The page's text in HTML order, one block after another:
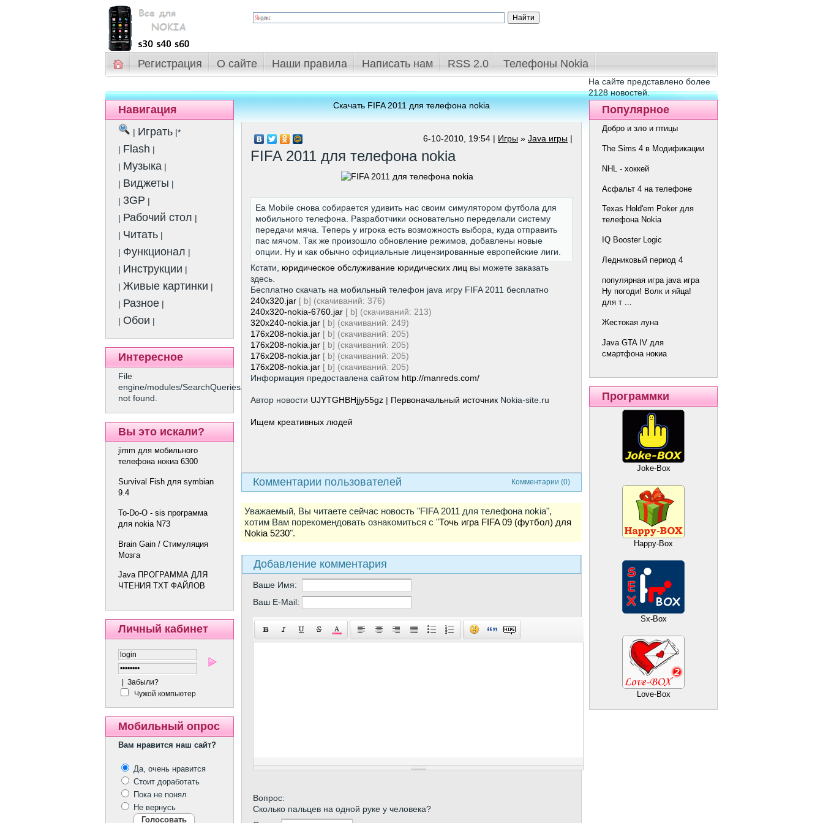
Регистрация О сайте Наши правила Написать нам RSS 2.0 Телефоны Nokia
На сайте представлено более
2128 новостей.
Навигация
| Играть |*
| Flash |
| Музыка |
| Виджеты |
| 3GP |
| Рабочий стол |
| Читать |
| Функционал |
| Инструкции |
| Живые картинки |
| Разное |
| Обои |
Интересное
File
engine/modules/SearchQueries/show.php
not found.
Вы это искали?
jimm для мобильного
телефона нокиа 6300
Survival Fish для symbian
9.4
To-Do-O - sis программа
для nokia N73
Brain Gain / Стимуляция
Мозга
Java ПРОГРАММА ДЛЯ
ЧТЕНИЯ TXT ФАЙЛОВ
Личный кабинет
Забыли?
Чужой компьютер
Мобильный опрос
Вам нравится наш сайт?
Да, очень нравится
Стоит доработать
Пока не понял
Не вернусь
Скачать FIFA 2011 для телефона nokia
6-10-2010, 19:54 | Игры » Java игры |
FIFA 2011 для телефона nokia
Ea Mobile снова собирается удивить нас своим симулятором футбола для
мобильного телефона. Разработчики основательно переделали систему
передачи мяча. Теперь у игрока есть возможность выбора, куда отправить
пас мячом. Так же произошло обновление режимов, добавлены новые
опции. Ну и как обычно официальные лицензированные европейские лиги.
Кстати, юридическое обслуживание юридических лиц вы можете заказать
здесь.
Бесплатно скачать на мобильный телефон java игру FIFA 2011 бесплатно
240x320.jar [ b] (cкачиваний: 376)
240x320-nokia-6760.jar [ b] (cкачиваний: 213)
320x240-nokia.jar [ b] (cкачиваний: 249)
176x208-nokia.jar [ b] (cкачиваний: 205)
176x208-nokia.jar [ b] (cкачиваний: 205)
176x208-nokia.jar [ b] (cкачиваний: 205)
176x208-nokia.jar [ b] (cкачиваний: 205)
Информация предоставлена сайтом http://manreds.com/
Автор новости UJYTGHBHjjy55gz | Первоначальный источник Nokia-site.ru
Ищем креативных людей
Комментарии (0)
Комментарии пользователей
Уважаемый, Вы читаете сейчас новость "FIFA 2011 для телефона nokia",
хотим Вам порекомендовать ознакомиться с "Точь игра FIFA 09 (футбол) для
Nokia 5230".
Добавление комментария
Ваше Имя:
Ваш E-Mail:
Вопрос:
Сколько пальцев на одной руке у человека?
Популярное
Добро и зло и птицы
The Sims 4 в Модификации
NHL - хоккей
Асфальт 4 на телефоне
Texas Hold'em Poker для
телефона Nokia
IQ Booster Logic
Ледниковый период 4
популярная игра java игра
Ну погоди! Волк и яйца!
для т ...
Жестокая луна
Java GTA IV для
смартфона нокиа
Программки
Joke-Box
Happy-Box
Sx-Box
Love-Box